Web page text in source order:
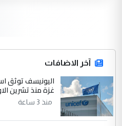
جنسية الرافد الثالث
ابا فرات ...
الموضوع :
الجواهري يرد
مضجعيك يابن الزنا (نص
سردار
آخر الاضافات
غزة منذ تشرين
منذ 3 ساعة